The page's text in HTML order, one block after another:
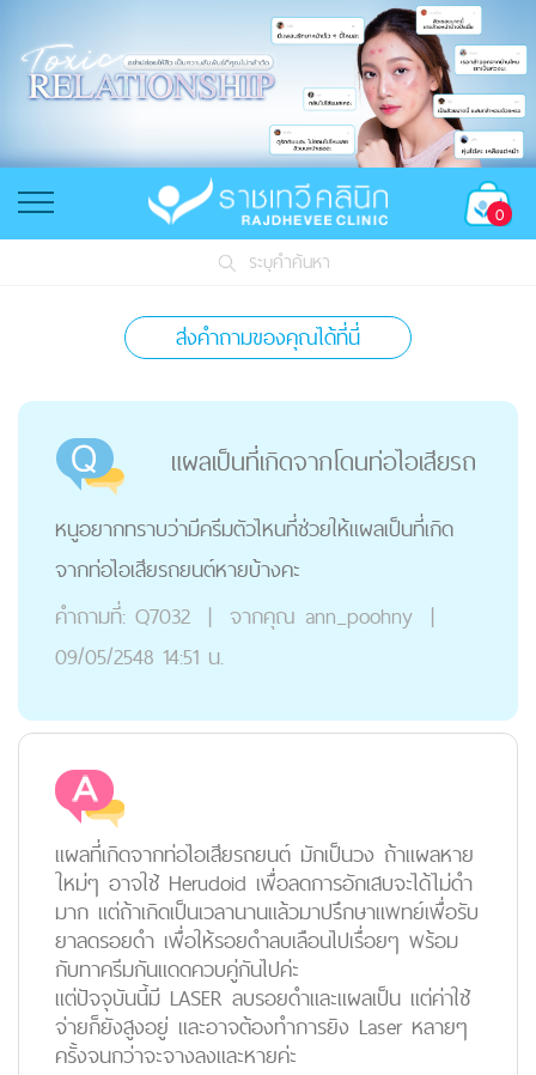
0
ระบุคำค้นหา
ส่งคำถามของคุณได้ที่นี่
แผลเป็นที่เกิดจากโดนท่อไอเสียรถ
หนูอยากทราบว่ามีครีมตัวไหนที่ช่วยให้แผลเป็นที่เกิด
จากท่อไอเสียรถยนต์หายบ้างคะ
คำถามที่: Q7032 | จากคุณ ann_poohny |
09/05/2548 14:51 น.
แผลที่เกิดจากท่อไอเสียรถยนต์ มักเป็นวง ถ้าแผลหาย
ใหม่ๆ อาจใช้ Herudoid เพื่อลดการอักเสบจะได้ไม่ดำ
มาก แต่ถ้าเกิดเป็นเวลานานแล้วมาปรึกษาแพทย์เพื่อรับ
ยาลดรอยดำ เพื่อให้รอยดำลบเลือนไปเรื่อยๆ พร้อม
กับทาครีมกันแดดควบคู่กันไปค่ะ
แต่ปัจจุบันนี้มี LASER ลบรอยดำและแผลเป็น แต่ค่าใช้
จ่ายก็ยังสูงอยู่ และอาจต้องทำการยิง Laser หลายๆ
ครั้งจนกว่าจะจางลงและหายค่ะ